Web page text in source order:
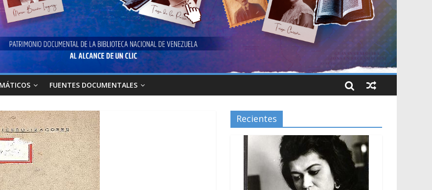
FUENTES DOCUMENTALES
Recientes